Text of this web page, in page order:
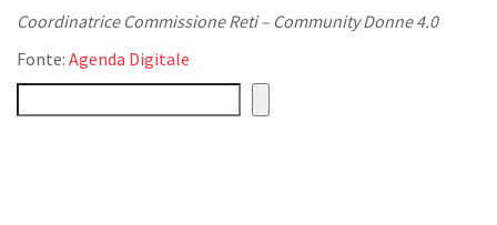
Coordinatrice Commissione Reti – Community Donne 4.0
Fonte: Agenda Digitale